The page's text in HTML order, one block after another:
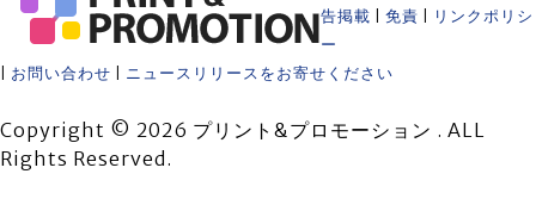
告掲載
免責
リンクポリシ
ー
お問い合わせ ニュースリリースをお寄せください
Copyright © 2026 プリント&プロモーション . ALL
Rights Reserved.